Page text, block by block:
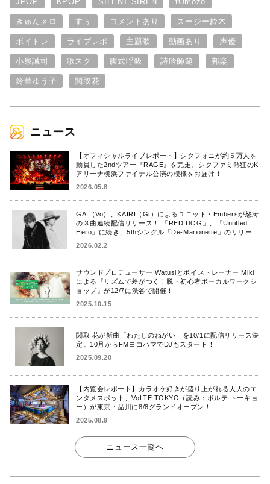
きゅんメロ すぅ コメントあり スージー鈴木
ボイトレ ライブレポ 主題歌 動画あり 声優
小泉誠司 歌スク 腹式呼吸 詩吟師範 邦楽
鈴華ゆう子 関取花
ニュース
【オフィシャルライブレポート】シクフォニが約５万人を
動員した2ndツアー『RAGE』を完走。シクファミ熱狂のK
アリーナ横浜ファイナル公演の模様をお届け！
2026.05.8
GAI（Vo）、KAIRI（Gt）によるユニット・Embersが怒涛
の３曲連続配信リリース！ 「RED DOG」、「Untitled
Hero」に続き、5thシングル「De-Marionette」のリリース
2026.02.2
サウンドプロデューサー Watusiとボイストレーナー Miki
による『リズムで差がつく！脱・初心者ボーカルワークシ
ョップ』が12/7に渋谷で開催！
2025.10.15
関取 花が新曲「わたしのねがい」を10/1に配信リリース決
定。10月からFMヨコハマでDJもスタート！
2025.09.20
【内覧会レポート】カラオケ好きが盛り上がれる大人のエ
ンタメスポット、VoLTE TOKYO（読み：ボルテ トーキョ
ー）が東京・品川に8/8グランドオープン！
2025.08.9
ニュース一覧へ